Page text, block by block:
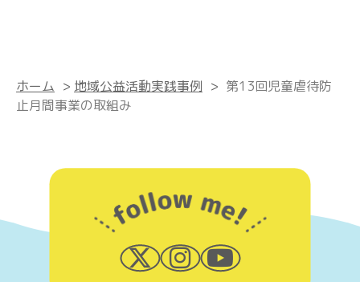
ホーム > 地域公益活動実践事例 > 第13回児童虐待防
止月間事業の取組み